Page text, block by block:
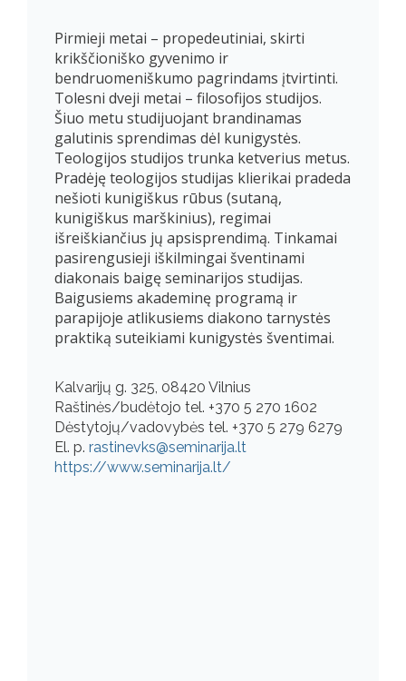
Pirmieji metai – propedeutiniai, skirti
krikščioniško gyvenimo ir
bendruomeniškumo pagrindams įtvirtinti.
Tolesni dveji metai – filosofijos studijos.
Šiuo metu studijuojant brandinamas
galutinis sprendimas dėl kunigystės.
Teologijos studijos trunka ketverius metus.
Pradėję teologijos studijas klierikai pradeda
nešioti kunigiškus rūbus (sutaną,
kunigiškus marškinius), regimai
išreiškiančius jų apsisprendimą. Tinkamai
pasirengusieji iškilmingai šventinami
diakonais baigę seminarijos studijas.
Baigusiems akademinę programą ir
parapijoje atlikusiems diakono tarnystės
praktiką suteikiami kunigystės šventimai.
Kalvarijų g. 325, 08420 Vilnius
Raštinės/budėtojo tel. +370 5 270 1602
Dėstytojų/vadovybės tel. +370 5 279 6279
El. p. rastinevks@seminarija.lt
https://www.seminarija.lt/